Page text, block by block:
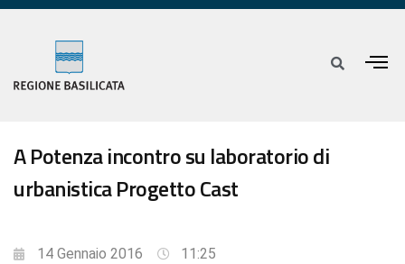
A Potenza incontro su laboratorio di
urbanistica Progetto Cast
14 Gennaio 2016 11:25